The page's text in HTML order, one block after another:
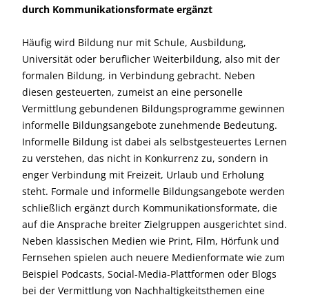
durch Kommunikationsformate ergänzt
Häufig wird Bildung nur mit Schule, Ausbildung,
Universität oder beruflicher Weiterbildung, also mit der
formalen Bildung, in Verbindung gebracht. Neben
diesen gesteuerten, zumeist an eine personelle
Vermittlung gebundenen Bildungsprogramme gewinnen
informelle Bildungsangebote zunehmende Bedeutung.
Informelle Bildung ist dabei als selbstgesteuertes Lernen
zu verstehen, das nicht in Konkurrenz zu, sondern in
enger Verbindung mit Freizeit, Urlaub und Erholung
steht. Formale und informelle Bildungsangebote werden
schließlich ergänzt durch Kommunikationsformate, die
auf die Ansprache breiter Zielgruppen ausgerichtet sind.
Neben klassischen Medien wie Print, Film, Hörfunk und
Fernsehen spielen auch neuere Medienformate wie zum
Beispiel Podcasts, Social-Media-Plattformen oder Blogs
bei der Vermittlung von Nachhaltigkeitsthemen eine